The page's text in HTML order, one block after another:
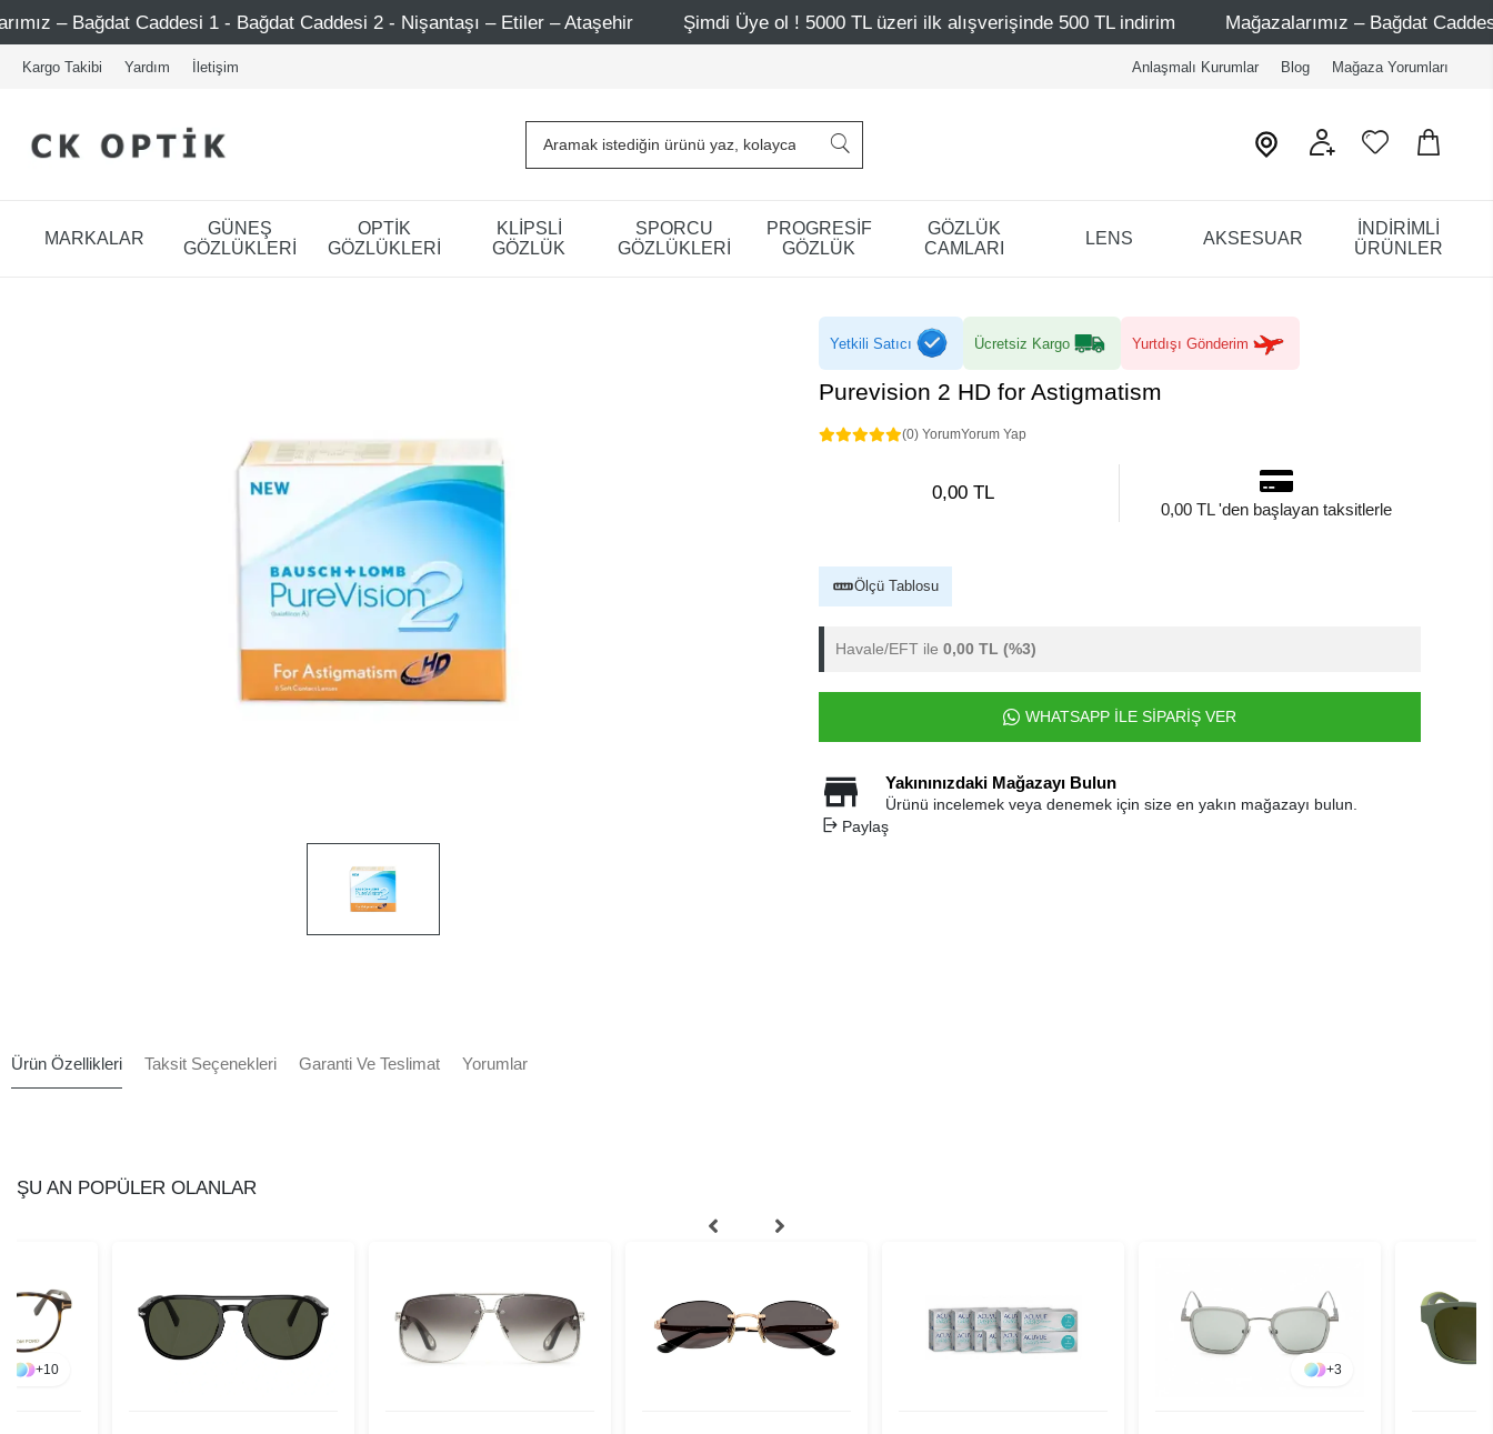
Caddesi 1 - Bağdat Caddesi 2 - Nişantaşı – Etiler – Ataşehir Şimdi Üye ol ! 5000 TL üzeri ilk alışverişinde 500 TL indirim Mağazalarımız – Bağdat Caddesi 1 -
Kargo Takibi Yardım İletişim Anlaşmalı Kurumlar Blog Mağaza Yorumları
MARKALAR
GÜNEŞ
GÖZLÜKLERİ
OPTİK
GÖZLÜKLERİ
KLİPSLİ
GÖZLÜK
SPORCU
GÖZLÜKLERİ
PROGRESİF
GÖZLÜK
GÖZLÜK
CAMLARI
LENS AKSESUAR
İNDİRİMLİ
ÜRÜNLER
Yetkili Satıcı Ücretsiz Kargo Yurtdışı Gönderim
Purevision 2 HD for Astigmatism
(0) YorumYorum Yap
0,00 TL
0,00 TL 'den başlayan taksitlerle
Ölçü Tablosu
Havale/EFT ile 0,00 TL (%3)
WHATSAPP İLE SİPARİŞ VER
Yakınınızdaki Mağazayı Bulun
Ürünü incelemek veya denemek için size en yakın mağazayı bulun.
Paylaş
Ürün Özellikleri Taksit Seçenekleri Garanti Ve Teslimat Yorumlar
ŞU AN POPÜLER OLANLAR
+10 +3